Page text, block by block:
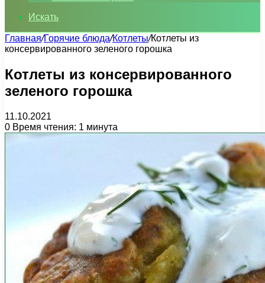
Искать
Главная/Горячие блюда/Котлеты/Котлеты из
консервированного зеленого горошка
Котлеты из консервированного
зеленого горошка
11.10.2021
0 Время чтения: 1 минута